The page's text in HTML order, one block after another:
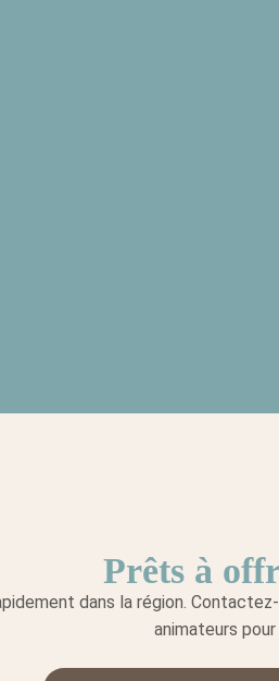
Prêts à
dans la région.
animateurs